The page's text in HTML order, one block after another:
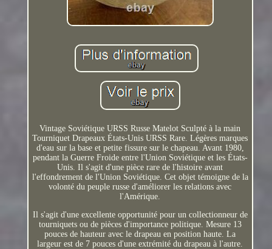
Vintage Soviétique URSS Russe Matelot Sculpté à la main
Tourniquet Drapeaux États-Unis URSS Rare. Légères marques
d'eau sur la base et petite fissure sur le chapeau. Avant 1980,
pendant la Guerre Froide entre l'Union Soviétique et les États-
Unis. Il s'agit d'une pièce rare de l'histoire avant
l'effondrement de l'Union Soviétique. Cet objet témoigne de la
volonté du peuple russe d'améliorer les relations avec
l'Amérique.
Il s'agit d'une excellente opportunité pour un collectionneur de
tourniquets ou de pièces d'importance politique. Mesure 13
pouces de hauteur avec le drapeau en position haute. La
largeur est de 7 pouces d'une extrémité du drapeau à l'autre.